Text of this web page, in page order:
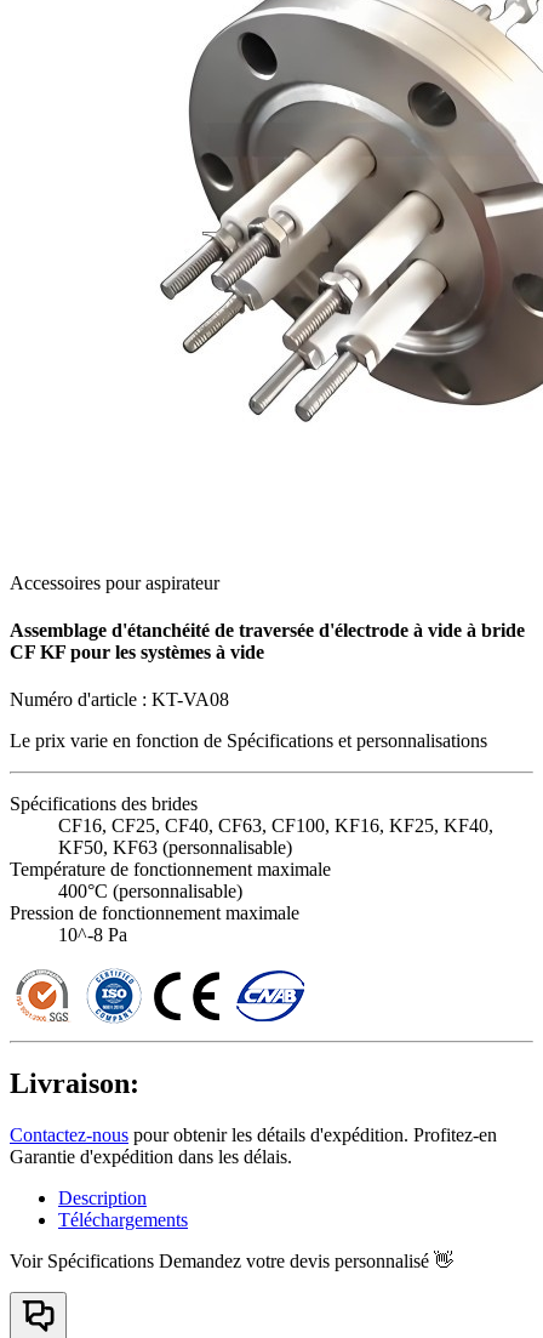
Accessoires pour aspirateur
Assemblage d'étanchéité de traversée d'électrode à vide à bride
CF KF pour les systèmes à vide
Numéro d'article : KT-VA08
Le prix varie en fonction de Spécifications et personnalisations
Spécifications des brides
CF16, CF25, CF40, CF63, CF100, KF16, KF25, KF40,
KF50, KF63 (personnalisable)
Température de fonctionnement maximale
400°C (personnalisable)
Pression de fonctionnement maximale
10^-8 Pa
Livraison:
Contactez-nous pour obtenir les détails d'expédition. Profitez-en
Garantie d'expédition dans les délais.
Description
Téléchargements
Voir Spécifications Demandez votre devis personnalisé 👋